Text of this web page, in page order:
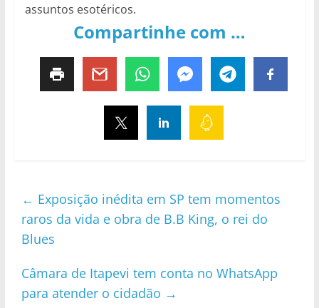
assuntos esotéricos.
Compartinhe com …
← Exposição inédita em SP tem momentos
raros da vida e obra de B.B King, o rei do
Blues
Câmara de Itapevi tem conta no WhatsApp
para atender o cidadão →